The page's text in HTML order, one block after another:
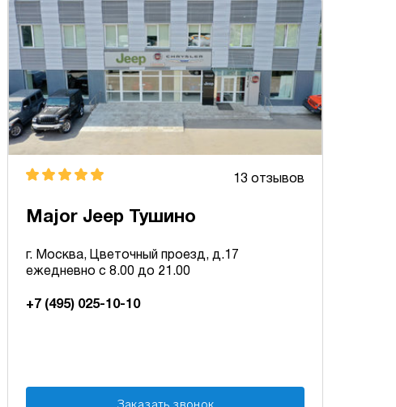
13 отзывов
Major Jeep Тушино
г. Москва, Цветочный проезд, д.17
ежедневно с 8.00 до 21.00
+7 (495) 025-10-10